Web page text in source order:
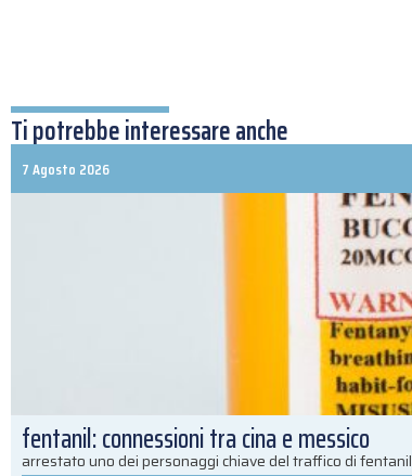
Ti potrebbe interessare anche
7 Agosto 2026
fentanil: connessioni tra cina e messico
arrestato uno dei personaggi chiave del traffico di fentanil